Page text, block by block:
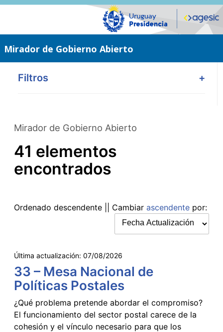
Saltar
Mirador de Gobierno Abierto
Filtros +
Mirador de Gobierno Abierto
41 elementos
encontrados
Ordenado descendente || Cambiar ascendente por:
Última actualización: 07/08/2026
33 – Mesa Nacional de
Políticas Postales
¿Qué problema pretende abordar el compromiso?
El funcionamiento del sector postal carece de la
cohesión y el vínculo necesario para que los